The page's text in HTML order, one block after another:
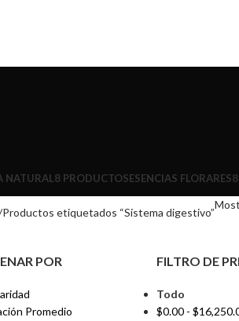
NATURAL 8 PRODUCTOSESENCIAS FLORARES
Productos etiquetados “Sistema digestivo”
POR
Promedio
FILTRO DE
Todo
$0.00- $